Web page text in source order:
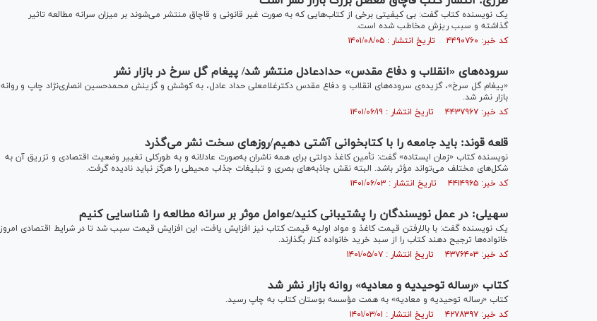
یک نویسنده کتاب گفت: بی کیفیتی برخی از کتاب‌هایی که به صورت غیر قانونی و قاچاق منتشر می‌شوند بر میزان سرانه مطالعه تاثیر
گذاشته و سبب ریزش مخاطب شده است.
کد خبر: ۴۴۹۰۷۶۰ تاریخ انتشار : ۱۴۰۱/۰۸/۰۵
سروده‌های «انقلاب و دفاع مقدس» حدادعادل منتشر شد/ پیغام گل سرخ در بازار نشر
«پیغام گل سرخ»، گزیده‌ی سروده‌های انقلاب و دفاع مقدس دکترغلامعلی حداد عادل، به کوشش و گزینش محمدحسین انصاری‌نژاد چاپ و روانه
بازار نشر شد.
کد خبر: ۴۴۳۷۹۶۷ تاریخ انتشار : ۱۴۰۱/۰۶/۱۹
قلعه قوند: باید جامعه را با کتابخوانی آشتی دهیم/روزهای سخت نشر می‌گذرد
نویسنده کتاب «زمان ایستاده» گفت: تأمین کاغذ دولتی برای همه ناشران به‌صورت عادلانه و به‌ طورکلی تغییر وضعیت اقتصادی و تزریق آن به
شکل‌های مختلف می‌تواند مؤثر باشد. البته نقش جاذبه‌های بصری و تبلیغات جذاب محیطی را هرگز نباید نادیده گرفت.
کد خبر: ۴۴۱۴۹۶۵ تاریخ انتشار : ۱۴۰۱/۰۶/۰۳
سهیلی: در عمل نویسندگان را پشتیبانی کنید/عوامل موثر بر سرانه مطالعه را شناسایی کنیم
یک نویسنده گفت: با بالارفتن قیمت کاغذ و مواد اولیه قیمت کتاب نیز افزایش یافت، این افزایش قیمت سبب شد تا در شرایط اقتصادی امروز
خانواده‌ها ترجیح دهند کتاب را از سبد خرید خانواده کنار بگذارند.
کد خبر: ۴۳۷۶۴۰۳ تاریخ انتشار : ۱۴۰۱/۰۵/۰۷
کتاب «رساله توحیدیه و معادیه» روانه بازار نشر شد
کتاب «رساله توحیدیه و معادیه» به همت مؤسسه بوستان کتاب به چاپ رسید.
کد خبر: ۴۲۷۸۳۹۷ تاریخ انتشار : ۱۴۰۱/۰۳/۰۱